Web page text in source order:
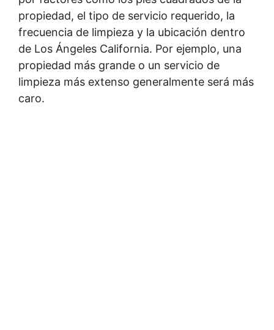
propiedad, el tipo de servicio requerido, la
frecuencia de limpieza y la ubicación dentro
de Los Ángeles California. Por ejemplo, una
propiedad más grande o un servicio de
limpieza más extenso generalmente será más
caro.